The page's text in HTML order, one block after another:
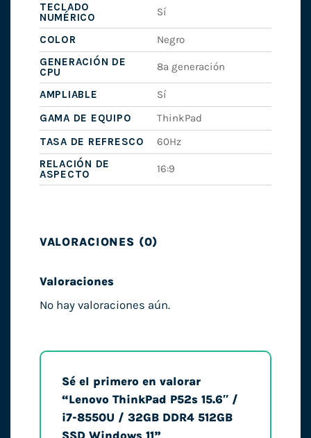
TECLADO
NUMÉRICO
Sí
COLOR
Negro
GENERACIÓN DE
CPU
8ª generación
AMPLIABLE
Sí
GAMA DE EQUIPO
ThinkPad
TASA DE REFRESCO
60Hz
RELACIÓN DE
ASPECTO
16:9
VALORACIONES (0)
Valoraciones
No hay valoraciones aún.
Sé el primero en valorar
“Lenovo ThinkPad P52s 15.6″ /
i7-8550U / 32GB DDR4 512GB